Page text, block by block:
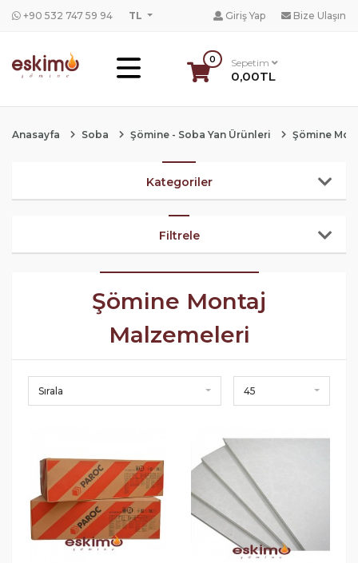
+90 532 747 59 94 TL Giriş Yap Bize Ulaşın
0 Sepetim
0,00TL
Anasayfa Soba Şömine - Soba Yan Ürünleri Şömine
Kategoriler
Filtrele
Şömine Montaj
Malzemeleri
Sırala 45